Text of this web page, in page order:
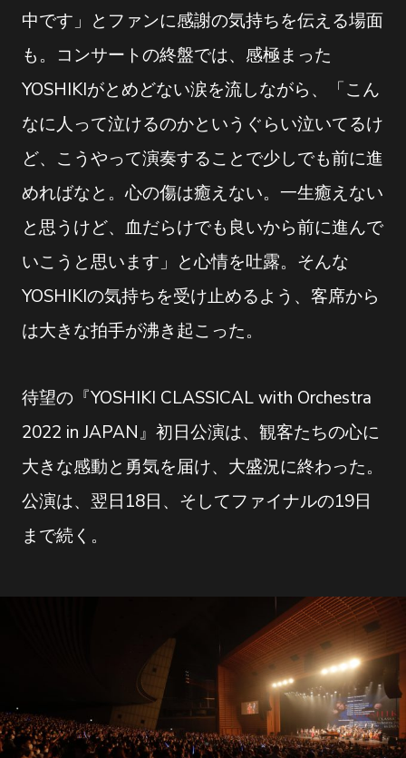
中です」とファンに感謝の気持ちを伝える場面
も。コンサートの終盤では、感極まった
YOSHIKIがとめどない涙を流しながら、「こん
なに人って泣けるのかというぐらい泣いてるけ
ど、こうやって演奏することで少しでも前に進
めればなと。心の傷は癒えない。一生癒えない
と思うけど、血だらけでも良いから前に進んで
いこうと思います」と心情を吐露。そんな
YOSHIKIの気持ちを受け止めるよう、客席から
は大きな拍手が沸き起こった。
待望の『YOSHIKI CLASSICAL with Orchestra
2022 in JAPAN』初日公演は、観客たちの心に
大きな感動と勇気を届け、大盛況に終わった。
公演は、翌日18日、そしてファイナルの19日
まで続く。